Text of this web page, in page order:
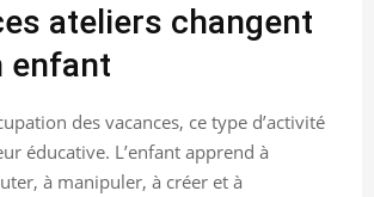
ateliers changent
enfant
des vacances, ce type d’activité
éducative. L’enfant apprend à
à manipuler, à créer et à